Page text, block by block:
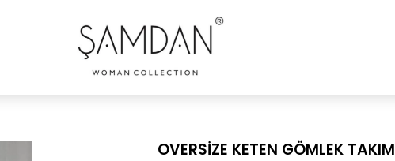
OVERSİZE KETEN GÖMLEK TAKIM